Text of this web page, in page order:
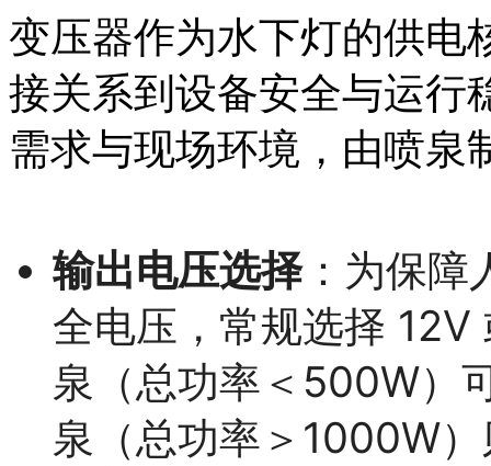
变压器作为水下灯的供电
接关系到设备安全与运行
需求与现场环境，由喷泉
输出电压选择：为保障
全电压，常规选择
泉（总功率＜500W）
泉（总功率＞1000W